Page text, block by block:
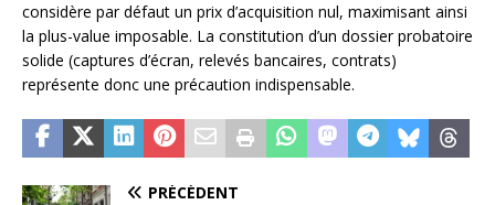
considère par défaut un prix d’acquisition nul, maximisant ainsi
la plus-value imposable. La constitution d’un dossier probatoire
solide (captures d’écran, relevés bancaires, contrats)
représente donc une précaution indispensable.
PRÉCÉDENT